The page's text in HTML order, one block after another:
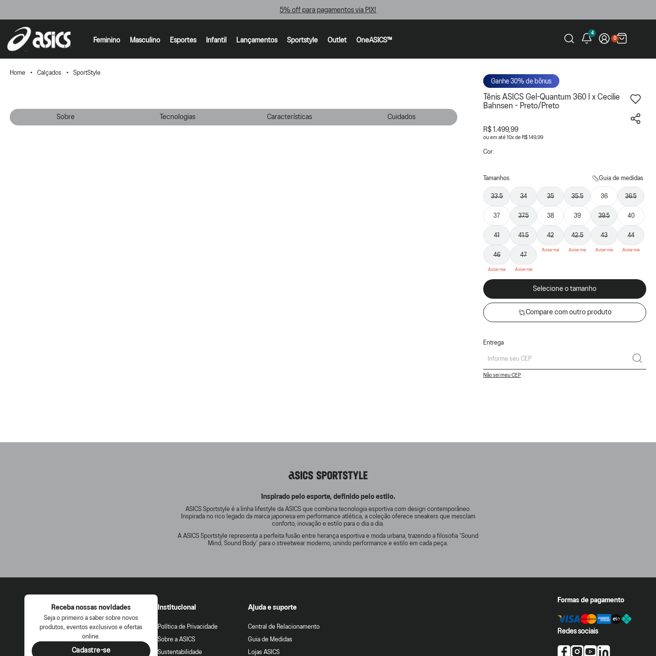
5% off para pagamentos via PIX!
Feminino Masculino Esportes Infantil Lançamentos Sportstyle Outlet OneASICS™
4
0
Calçados SportStyle
Sobre Tecnologias Características Cuidados
Ganhe 30% de bônus
Tênis ASICS Gel-Quantum 360 I x Cecilie
Bahnsen - Preto/Preto
R$ 1.499,99
ou 10x de R$ 149,99
Cor:
Tamanhos Guia de medidas
33.5 34 35 35.5 36 36.5
37 37.5 38 39 39.5 40
41 41.5 42 42.5 43 44
46 47
Selecione o tamanho
Compare com outro produto
Entrega
Não sei meu CEP
ASICS SPORTSTYLE
Inspirado pelo esporte, definido pelo estilo.
ASICS Sportstyle é a linha lifestyle da ASICS que combina tecnologia esportiva com design contemporâneo.
Inspirada no rico legado da marca japonesa em performance atlética, a coleção oferece sneakers que mesclam
conforto, inovação e estilo para o dia a dia.
A ASICS Sportstyle representa a perfeita fusão entre herança esportiva e moda urbana, trazendo a filosofia 'Sound
Mind, Sound Body' para o streetwear moderno, unindo performance e estilo em cada peça.
Receba nossas novidades
Seja o primeiro a saber sobre novos
produtos, eventos exclusivos e ofertas
online.
Cadastre-se
Institucional
Política de Privacidade
Sobre a ASICS
Sustentabilidade
Ajuda e suporte
Central de Relacionamento
Guia de Medidas
Lojas ASICS
Formas de pagamento
Redes sociais